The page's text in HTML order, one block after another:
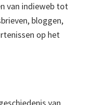
van indieweb tot
bloggen,
op het